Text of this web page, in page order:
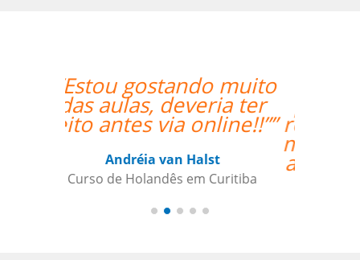
“”Eu tenho somente
postos positivo para
ressaltar a respeito do
meu professor Peter e
a Language Trainers.””
Curso de Checo em San Francisco